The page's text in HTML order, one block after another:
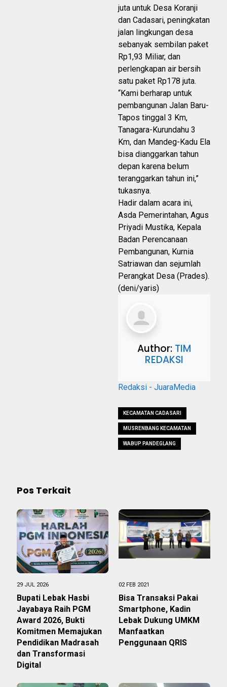
juta untuk Desa Koranji
dan Cadasari, peningkatan
jalan lingkungan desa
sebanyak sembilan paket
Rp1,93 Miliar, dan
perlengkapan air bersih
satu paket Rp178 juta.
“Kami berharap untuk
pembangunan Jalan Baru-
Tapos tinggal 3 Km,
Tanagara-Kurundahu 3
Km, dan Mandeg-Kadu Ela
bisa dianggarkan tahun
depan karena belum
teranggarkan tahun ini,”
tukasnya.
Hadir dalam acara ini,
Asda Pemerintahan, Agus
Priyadi Mustika, Kepala
Badan Perencanaan
Pembangunan, Kurnia
Satriawan dan sejumlah
Perangkat Desa (Prades).
(deni/yaris)
Author: TIM
REDAKSI
Redaksi - JuaraMedia
KECAMATAN CADASARI
MUSRENBANG KECAMATAN
WABUP PANDEGLANG
Pos Terkait
29 JUL 2026
Bupati Lebak Hasbi
Jayabaya Raih PGM
Award 2026, Bukti
Komitmen Memajukan
Pendidikan Madrasah
dan Transformasi
Digital
02 FEB 2021
Bisa Transaksi Pakai
Smartphone, Kadin
Lebak Dukung UMKM
Manfaatkan
Penggunaan QRIS